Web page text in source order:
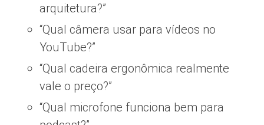
arquitetura?”
“Qual câmera usar para vídeos no
YouTube?”
“Qual cadeira ergonômica realmente
vale o preço?”
“Qual microfone funciona bem para